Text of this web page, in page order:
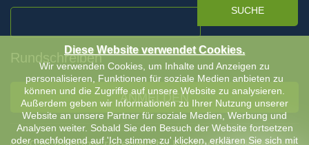
SUCHE
Rundschreiben
ANMELDEN
Diese Website verwendet Cookies.
Wir verwenden Cookies, um Inhalte und Anzeigen zu
personalisieren, Funktionen für soziale Medien anbieten zu
können und die Zugriffe auf unsere Website zu analysieren.
Außerdem geben wir Informationen zu Ihrer Nutzung unserer
Website an unsere Partner für soziale Medien, Werbung und
Analysen weiter. Sobald Sie den Besuch der Website fortsetzen
oder nachfolgend auf 'Ich stimme zu' klicken, erklären Sie sich mit